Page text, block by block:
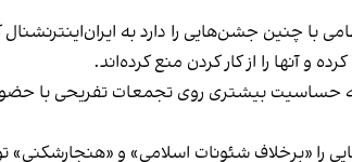
با چنین جشن‌هایی را دارد به
و آنها را از کار کردن منع کرده‌اند.
حساسیت بیشتری روی تجمعات تفریحی با
«برخلاف شئونات اسلامی» و «هنجارشکنی»